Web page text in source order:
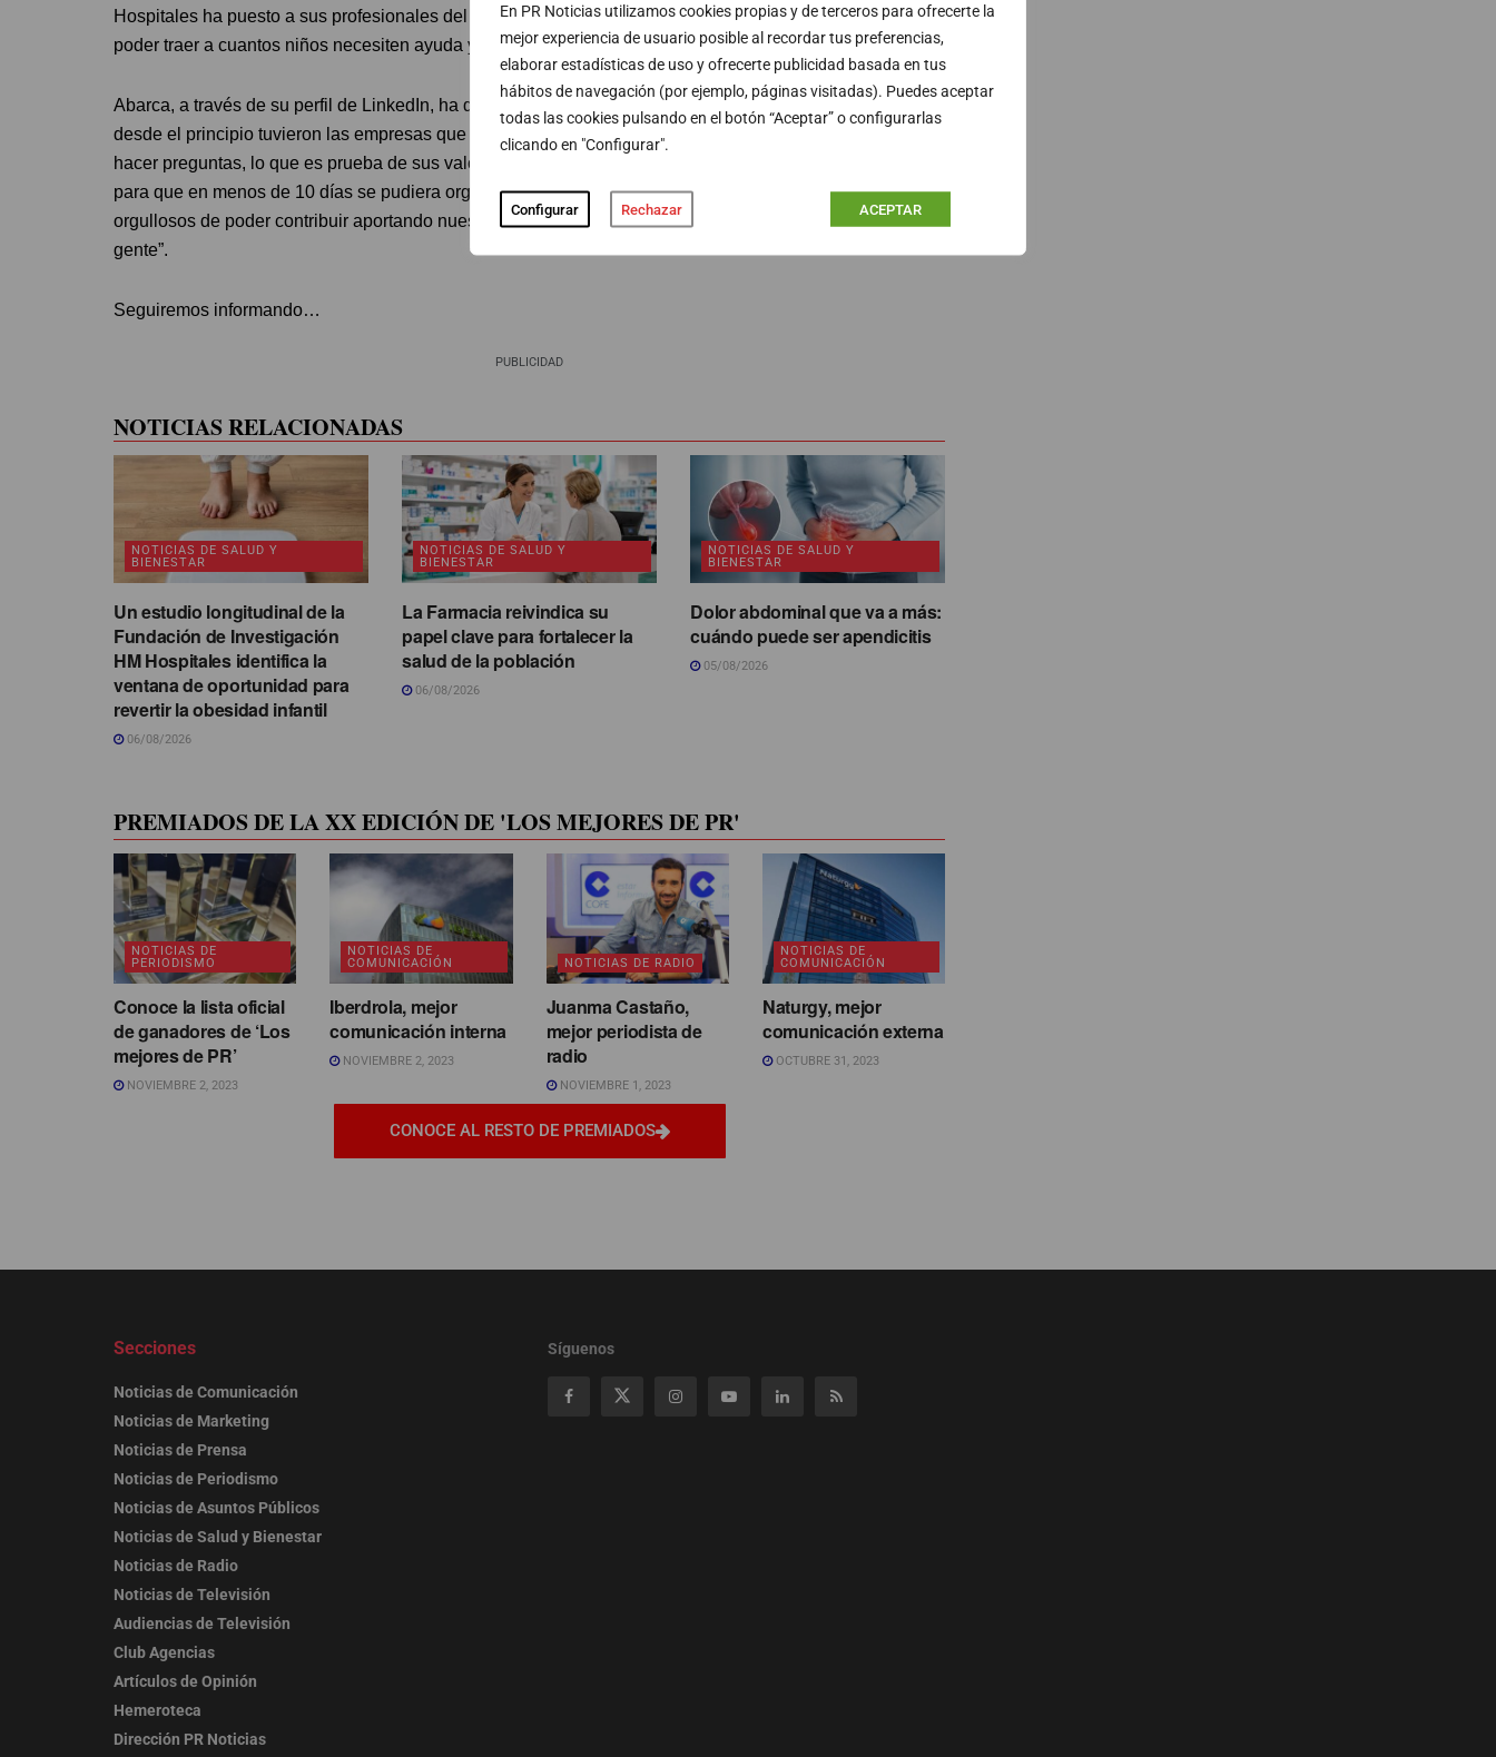
En PR Noticias utilizamos cookies propias y de terceros para ofrecerte la
mejor experiencia de usuario posible al recordar tus preferencias,
elaborar estadísticas de uso y ofrecerte publicidad basada en tus
hábitos de navegación (por ejemplo, páginas visitadas). Puedes aceptar
todas las cookies pulsando en el botón “Aceptar” o configurarlas
clicando en "Configurar".
Configurar Rechazar ACEPTAR
Hospitales ha puesto a sus profesionales del departamento internacional a trabajar intensamente para
poder traer a cuantos niños necesiten ayuda ya sea por la guerra de Ucrania o por otras causas.
Abarca, a través de su perfil de LinkedIn, ha querido mostrar su agradecimiento por el compromiso que
desde el principio tuvieron las empresas que han colaborado con el grupo HM. “Desde el principio, sin
hacer preguntas, lo que es prueba de sus valores y su talante, pusieron todos sus medios a disposición
para que en menos de 10 días se pudiera organizar todo”, a lo que ha añadido que, “estamos muy
orgullosos de poder contribuir aportando nuestro granito de arena con la tragedia que esta viviendo esta
gente”.
Seguiremos informando…
PUBLICIDAD
NOTICIAS RELACIONADAS
NOTICIAS DE SALUD Y
BIENESTAR
Un estudio longitudinal de la
Fundación de Investigación
HM Hospitales identifica la
ventana de oportunidad para
revertir la obesidad infantil
06/08/2026
NOTICIAS DE SALUD Y
BIENESTAR
La Farmacia reivindica su
papel clave para fortalecer la
salud de la población
06/08/2026
NOTICIAS DE SALUD Y
BIENESTAR
Dolor abdominal que va a más:
cuándo puede ser apendicitis
05/08/2026
PREMIADOS DE LA XX EDICIÓN DE 'LOS MEJORES DE PR'
NOTICIAS DE
PERIODISMO
Conoce la lista oficial
de ganadores de ‘Los
mejores de PR’
NOVIEMBRE 2, 2023
NOTICIAS DE
COMUNICACIÓN
Iberdrola, mejor
comunicación interna
NOVIEMBRE 2, 2023
NOTICIAS DE RADIO
Juanma Castaño,
mejor periodista de
radio
NOVIEMBRE 1, 2023
NOTICIAS DE
COMUNICACIÓN
Naturgy, mejor
comunicación externa
OCTUBRE 31, 2023
CONOCE AL RESTO DE PREMIADOS
Secciones
Noticias de Comunicación
Noticias de Marketing
Noticias de Prensa
Noticias de Periodismo
Noticias de Asuntos Públicos
Noticias de Salud y Bienestar
Noticias de Radio
Noticias de Televisión
Audiencias de Televisión
Club Agencias
Artículos de Opinión
Hemeroteca
Dirección PR Noticias
Síguenos